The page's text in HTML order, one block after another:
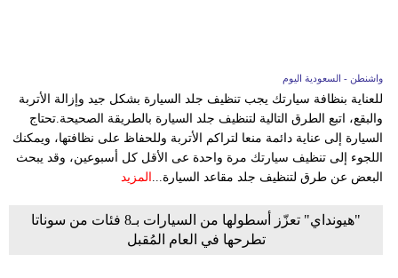
واشنطن - السعودية اليوم
للعناية بنظافة سيارتك يجب تنظيف جلد السيارة بشكل جيد وإزالة الأتربة
والبقع، اتبع الطرق التالية لتنظيف جلد السيارة بالطريقة الصحيحة.تحتاج
السيارة إلى عناية دائمة منعا لتراكم الأتربة وللحفاظ على نظافتها، ويمكنك
اللجوء إلى تنظيف سيارتك مرة واحدة عى الأقل كل أسبوعين، وقد يبحث
البعض عن طرق لتنظيف جلد مقاعد السيارة... المزيد
"هيونداي" تعزّز أسطولها من السيارات بـ8 فئات من سوناتا
تطرحها في العام المُقبل